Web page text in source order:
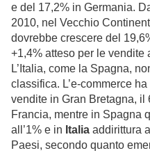
e del 17,2% in Germania.
2010, nel Vecchio
dovrebbe crescere del
+1,4% atteso per le vendite
L’Italia, come la Spagna,
classifica. L’e-commerce
vendite in Gran Bretagna, il
Francia, mentre in Spagna
all’1% e in Italia addirittura
Paesi, secondo quanto